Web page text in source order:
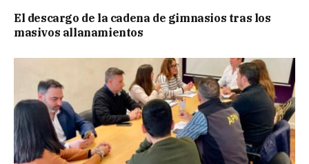
El descargo de la cadena de gimnasios tras los
masivos allanamientos